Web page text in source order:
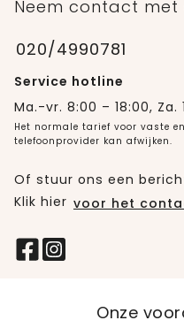
Neem contact met
020/4990781
Service hotline
Ma.-vr. 8:00 – 18:00, Za.
Het normale tarief voor vaste
telefoonprovider kan afwijken.
Of stuur ons een
Klik hier voor het
Onze